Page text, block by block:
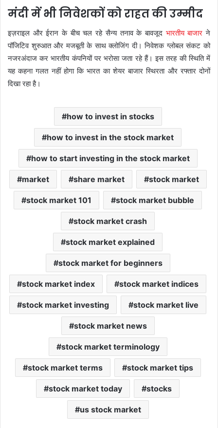
मंदी में भी निवेशकों को राहत की उम्मीद
इज़राइल और ईरान के बीच चल रहे सैन्य तनाव के बावजूद भारतीय बाजार ने
पॉजिटिव शुरुआत और मजबूती के साथ क्लोजिंग दी। निवेशक ग्लोबल संकट को
नजरअंदाज कर भारतीय कंपनियों पर भरोसा जता रहे हैं। इस तरह की स्थिति में
यह कहना गलत नहीं होगा कि भारत का शेयर बाजार स्थिरता और रफ्तार दोनों
दिखा रहा है।
how to invest in stocks
how to invest in the stock market
how to start investing in the stock market
market share market stock market
stock market 101 stock market bubble
stock market crash
stock market explained
stock market for beginners
stock market index stock market indices
stock market investing stock market live
stock market news
stock market terminology
stock market terms stock market tips
stock market today stocks
us stock market